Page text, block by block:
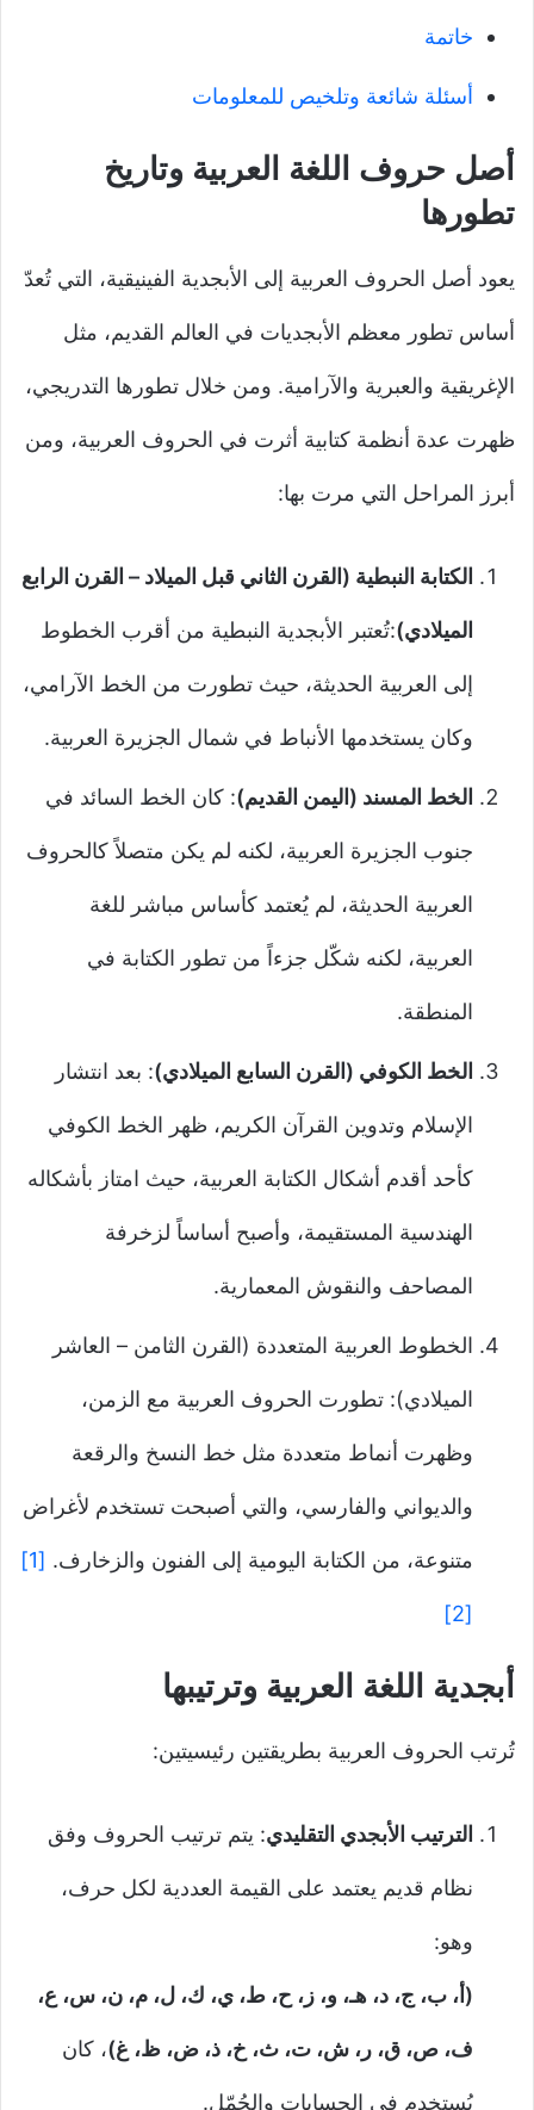
خاتمة
أسئلة شائعة وتلخيص للمعلومات
أصل حروف اللغة العربية وتاريخ
تطورها
يعود أصل الحروف العربية إلى الأبجدية الفينيقية، التي تُعدّ
أساس تطور معظم الأبجديات في العالم القديم، مثل
الإغريقية والعبرية والآرامية. ومن خلال تطورها التدريجي،
ظهرت عدة أنظمة كتابية أثرت في الحروف العربية، ومن
أبرز المراحل التي مرت بها:
الكتابة النبطية (القرن الثاني قبل الميلاد – القرن الرابع
الميلادي):تُعتبر الأبجدية النبطية من أقرب الخطوط
إلى العربية الحديثة، حيث تطورت من الخط الآرامي،
وكان يستخدمها الأنباط في شمال الجزيرة العربية.
الخط المسند (اليمن القديم): كان الخط السائد في
جنوب الجزيرة العربية، لكنه لم يكن متصلاً كالحروف
العربية الحديثة، لم يُعتمد كأساس مباشر للغة
العربية، لكنه شكّل جزءاً من تطور الكتابة في
المنطقة.
الخط الكوفي (القرن السابع الميلادي): بعد انتشار
الإسلام وتدوين القرآن الكريم، ظهر الخط الكوفي
كأحد أقدم أشكال الكتابة العربية، حيث امتاز بأشكاله
الهندسية المستقيمة، وأصبح أساساً لزخرفة
المصاحف والنقوش المعمارية.
الخطوط العربية المتعددة (القرن الثامن – العاشر
الميلادي): تطورت الحروف العربية مع الزمن،
وظهرت أنماط متعددة مثل خط النسخ والرقعة
والديواني والفارسي، والتي أصبحت تستخدم لأغراض
متنوعة، من الكتابة اليومية إلى الفنون والزخارف. [1]
[2]
أبجدية اللغة العربية وترتيبها
تُرتب الحروف العربية بطريقتين رئيسيتين:
الترتيب الأبجدي التقليدي: يتم ترتيب الحروف وفق
نظام قديم يعتمد على القيمة العددية لكل حرف،
وهو:
(أ، ب، ج، د، هـ، و، ز، ح، ط، ي، ك، ل، م، ن، س، ع،
ف، ص، ق، ر، ش، ت، ث، خ، ذ، ض، ظ، غ)، كان
يُستخدم في الحسابات والجُمّل.